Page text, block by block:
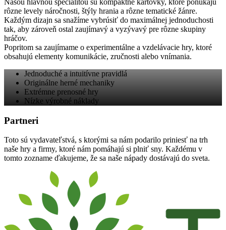
Našou hlavnou špecialitou sú kompaktné kartovky, ktoré ponúkajú
rôzne levely náročnosti, štýly hrania a rôzne tematické žánre.
Každým dizajn sa snažíme vybrúsiť do maximálnej jednoduchosti
tak, aby zároveň ostal zaujímavý a vyzývavý pre rôzne skupiny
hráčov.
Popritom sa zaujímame o experimentálne a vzdelávacie hry, ktoré
obsahujú elementy komunikácie, zručnosti alebo vnímania.
Jednoduché a intuitívne pravidlá
Originálne herné mechaniky
Extrémne prenosné hry
Nízke výrobné náklady
Partneri
Toto sú vydavateľstvá, s ktorými sa nám podarilo priniesť na trh
naše hry a firmy, ktoré nám pomáhajú si plniť sny. Každému v
tomto zozname ďakujeme, že sa naše nápady dostávajú do sveta.